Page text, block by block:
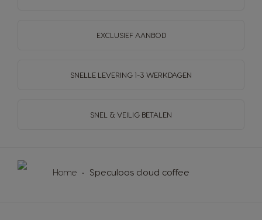
EXCLUSIEF AANBOD
SNELLE LEVERING 1-3 WERKDAGEN
SNEL & VEILIG BETALEN
Home Speculoos cloud coffee